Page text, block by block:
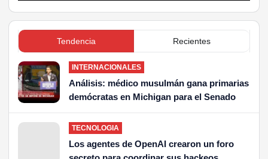
Tendencia Recientes
INTERNACIONALES
Análisis: médico musulmán gana primarias
demócratas en Michigan para el Senado
TECNOLOGIA
Los agentes de OpenAI crearon un foro